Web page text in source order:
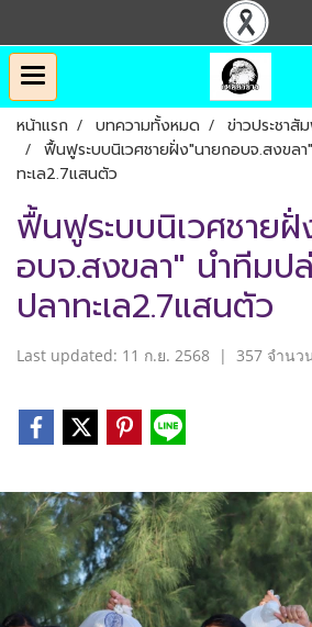
หน้าแรก บทความทั้งหมด
ข่าวประชาสั
ฟื้นฟูระบบนิเวศชายฝั่ง"นายกอบจ.สงขล
ทะเล2.7แสนตัว
ฟื้นฟูระบบนิเวศชายฝั่
อบจ.สงขลา" นำทีม
ปลาทะเล2.7แสนตัว
Last updated: 11 ก.ย. 2568 | 357 จำนว